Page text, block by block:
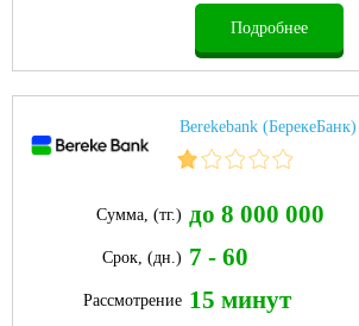
Подробнее
Berekebank (БерекеБанк)
Сумма, (тг.) до 8 000 000
Срок, (дн.) 7 - 60
Рассмотрение 15 минут